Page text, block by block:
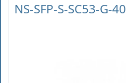
NS-SFP-S-SC53-G-40